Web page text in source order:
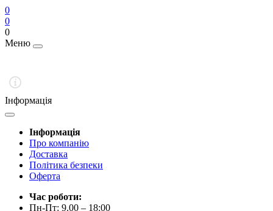
0
0
0
Меню
Інформація
Інформація
Про компанію
Доставка
Політика безпеки
Оферта
Час роботи:
Пн-Пт: 9.00 – 18:00